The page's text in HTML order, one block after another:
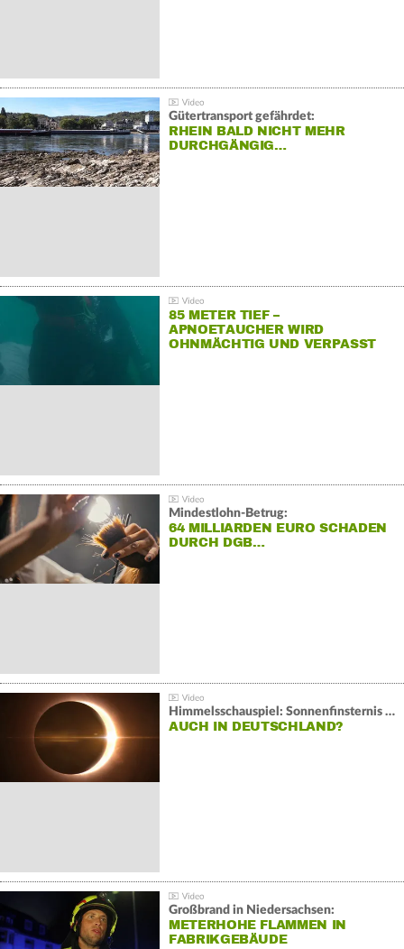
Gütertransport gefährdet:
RHEIN BALD NICHT MEHR
DURCHGÄNGIG…
85 METER TIEF –
APNOETAUCHER WIRD
OHNMÄCHTIG UND VERPASST
Mindestlohn-Betrug:
64 MILLIARDEN EURO SCHADEN
DURCH DGB…
Himmelsschauspiel: Sonnenfinsternis über Spanien
AUCH IN DEUTSCHLAND?
Großbrand in Niedersachsen:
METERHOHE FLAMMEN IN
FABRIKGEBÄUDE